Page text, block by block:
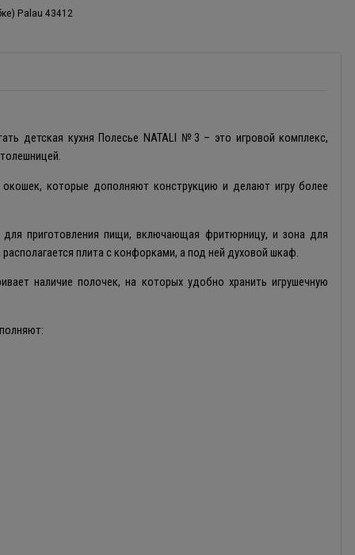
Palau 43412
детская кухня Полесье NATALI №3 – это игровой комплекс,
которые дополняют конструкцию и делают игру более
приготовления пищи, включающая фритюрницу, и зона для
плита с конфорками, а под ней духовой шкаф.
наличие полочек, на которых удобно хранить игрушечную